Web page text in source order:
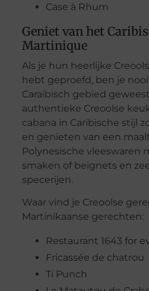
Case à Rhum
Geniet van het
Martinique
Als je hun heerlijke
hebt geproefd, ben je
Caraïbisch gebied
authentieke Creoolse
cabana in Caribische stijl
en genieten van een
Polynesische vleeswaren
smaken of beignets en
specerijen.
Waar vind je Creoolse
Martinikaanse gerechten:
Restaurant 1643 for
Fricassée de chatrou
Ti Punch